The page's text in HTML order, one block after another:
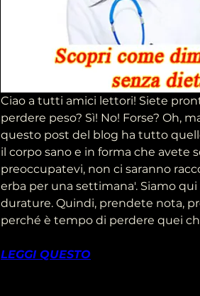
Ciao a tutti amici lettori! Siete
perdere peso? Sì! No! Forse? Oh,
questo post del blog ha tutto
il corpo sano e in forma che avete
preoccupatevi, non ci saranno
erba per una settimana'. Siamo
durature. Quindi, prendete nota,
perché è tempo di perdere quei
LEGGI QUESTO